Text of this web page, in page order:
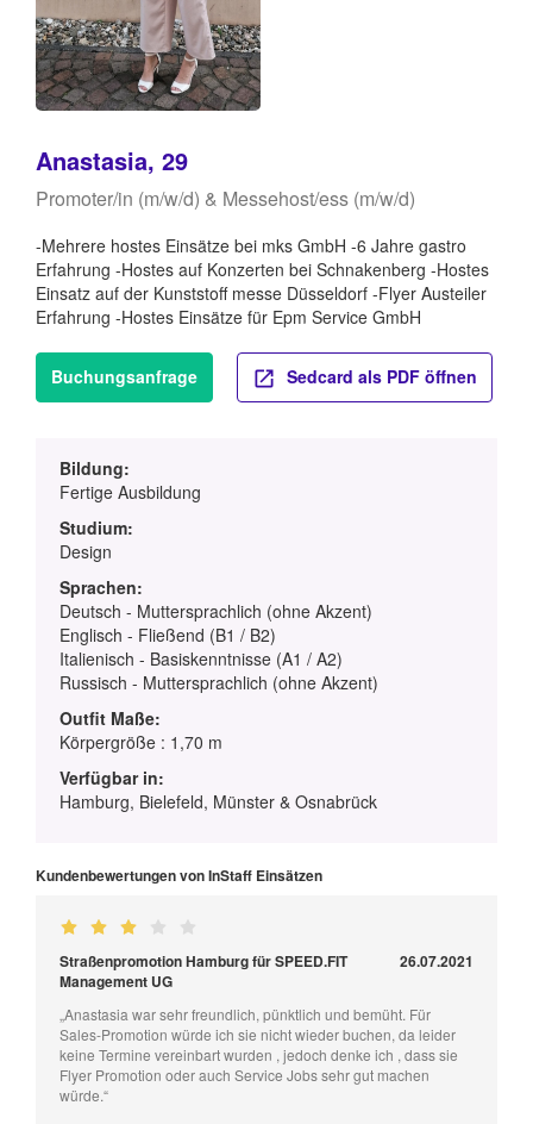
Anastasia, 29
Promoter/in (m/w/d) & Messehost/ess (m/w/d)
-Mehrere hostes Einsätze bei mks GmbH -6 Jahre gastro
Erfahrung -Hostes auf Konzerten bei Schnakenberg -Hostes
Einsatz auf der Kunststoff messe Düsseldorf -Flyer Austeiler
Erfahrung -Hostes Einsätze für Epm Service GmbH
Buchungsanfrage Sedcard als PDF öffnen
Bildung:
Fertige Ausbildung
Studium:
Design
Sprachen:
Deutsch - Muttersprachlich (ohne Akzent)
Englisch - Fließend (B1 / B2)
Italienisch - Basiskenntnisse (A1 / A2)
Russisch - Muttersprachlich (ohne Akzent)
Outfit Maße:
Körpergröße : 1,70 m
Verfügbar in:
Hamburg, Bielefeld, Münster & Osnabrück
Kundenbewertungen von InStaff Einsätzen
Straßenpromotion Hamburg für SPEED.FIT
Management UG
26.07.2021
„Anastasia war sehr freundlich, pünktlich und bemüht. Für
Sales-Promotion würde ich sie nicht wieder buchen, da leider
keine Termine vereinbart wurden , jedoch denke ich , dass sie
Flyer Promotion oder auch Service Jobs sehr gut machen
würde.“